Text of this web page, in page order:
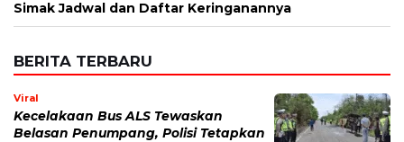
Simak Jadwal dan Daftar Keringanannya
BERITA TERBARU
Viral
Kecelakaan Bus ALS Tewaskan
Belasan Penumpang, Polisi Tetapkan